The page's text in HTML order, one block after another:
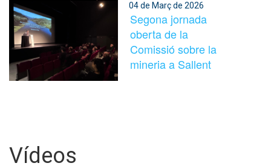
04 de Març de 2026
Segona jornada
oberta de la
Comissió sobre la
mineria a Sallent
Vídeos